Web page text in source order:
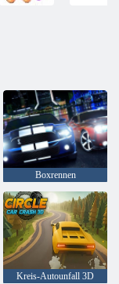
Boxrennen
Kreis-Autounfall 3D